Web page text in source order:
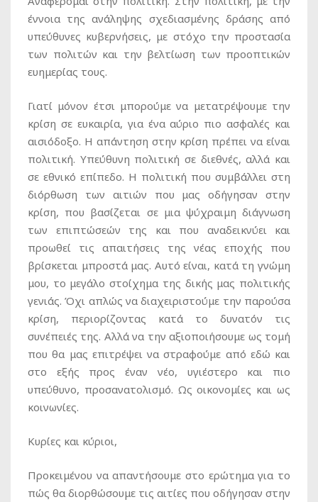
έννοια της ανάληψης σχεδιασμένης δράσης από
υπεύθυνες κυβερνήσεις, με στόχο την προστασία
των πολιτών και την βελτίωση των προοπτικών
ευημερίας τους.
Γιατί μόνον έτσι μπορούμε να μετατρέψουμε την
κρίση σε ευκαιρία, για ένα αύριο πιο ασφαλές και
αισιόδοξο. Η απάντηση στην κρίση πρέπει να είναι
πολιτική. Υπεύθυνη πολιτική σε διεθνές, αλλά και
σε εθνικό επίπεδο. Η πολιτική που συμβάλλει στη
διόρθωση των αιτιών που μας οδήγησαν στην
κρίση, που βασίζεται σε μια ψύχραιμη διάγνωση
των επιπτώσεών της και που αναδεικνύει και
προωθεί τις απαιτήσεις της νέας εποχής που
βρίσκεται μπροστά μας. Αυτό είναι, κατά τη γνώμη
μου, το μεγάλο στοίχημα της δικής μας πολιτικής
γενιάς. Όχι απλώς να διαχειριστούμε την παρούσα
κρίση, περιορίζοντας κατά το δυνατόν τις
συνέπειές της. Αλλά να την αξιοποιήσουμε ως τομή
που θα μας επιτρέψει να στραφούμε από εδώ και
στο εξής προς έναν νέο, υγιέστερο και πιο
υπεύθυνο, προσανατολισμό. Ως οικονομίες και ως
κοινωνίες.
Κυρίες και κύριοι,
Προκειμένου να απαντήσουμε στο ερώτημα για το
πώς θα διορθώσουμε τις αιτίες που οδήγησαν στην